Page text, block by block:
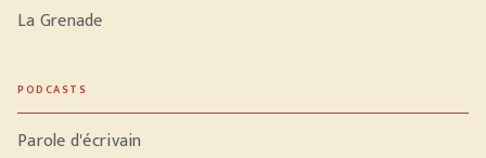
La Grenade
PODCASTS
Parole d'écrivain